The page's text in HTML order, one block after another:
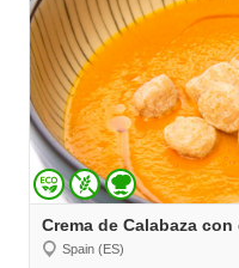
Crema de Calabaza
Spain (ES)